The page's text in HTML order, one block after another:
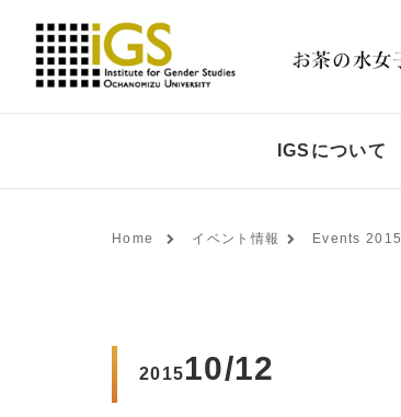
IGSについて
Home イベント情報 Events 2015
201510/12